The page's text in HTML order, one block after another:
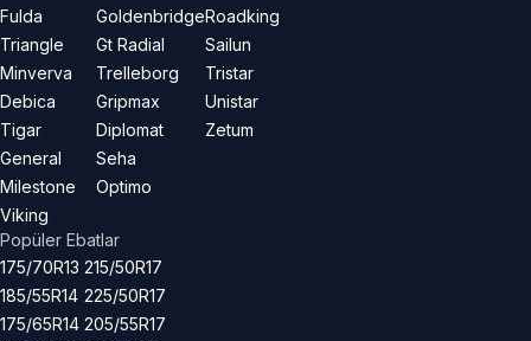
Fulda
Triangle
Minverva
Debica
Tigar
General
Milestone
Viking
Goldenbridge
Gt Radial
Trelleborg
Gripmax
Diplomat
Seha
Optimo
Roadking
Sailun
Tristar
Unistar
Zetum
Popüler Ebatlar
175/70R13
185/55R14
175/65R14
215/50R17
225/50R17
205/55R17